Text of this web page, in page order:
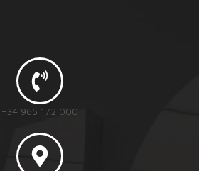
+34 965 172 000